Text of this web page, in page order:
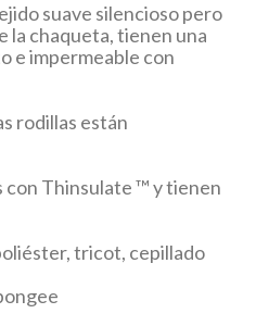
suave silencioso pero
la chaqueta, tienen una
e impermeable con
rodillas están
con Thinsulate ™ y tienen
tricot, cepillado